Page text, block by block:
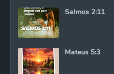
Salmos 2:11
Mateus 5:3